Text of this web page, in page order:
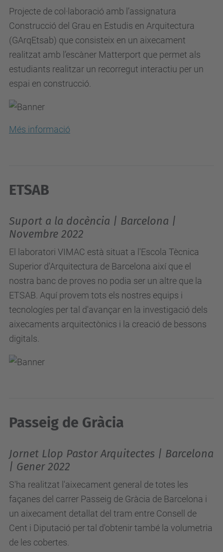
Projecte de col·laboració amb l’assignatura
Construcció del Grau en Estudis en Arquitectura
(GArqEtsab) que consisteix en un aixecament
realitzat amb l’escàner Matterport que permet als
estudiants realitzar un recorregut interactiu per un
espai en construcció.
Més informació
ETSAB
Suport a la docència | Barcelona |
Novembre 2022
El laboratori VIMAC està situat a l'Escola Tècnica
Superior d'Arquitectura de Barcelona així que el
nostra banc de proves no podia ser un altre que la
ETSAB. Aquí provem tots els nostres equips i
tecnologíes per tal d'avançar en la investigació dels
aixecaments arquitectònics i la creació de bessons
digitals.
Passeig de Gràcia
Jornet Llop Pastor Arquitectes | Barcelona
| Gener 2022
S'ha realitzat l'aixecament general de totes les
façanes del carrer Passeig de Gràcia de Barcelona i
un aixecament detallat del tram entre Consell de
Cent i Diputació per tal d'obtenir també la volumetria
de les cobertes.